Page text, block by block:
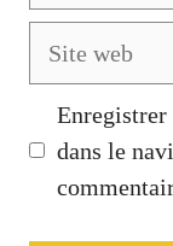
dans le